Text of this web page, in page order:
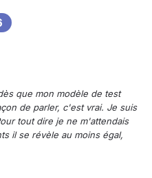
que mon modèle de test
de parler, c'est vrai. Je suis
tout dire je ne m'attendais
il se révèle au moins égal,